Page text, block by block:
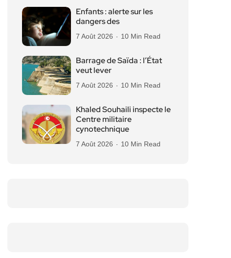
Enfants : alerte sur les
dangers des
7 Août 2026 10 Min Read
Barrage de Saïda : l’État
veut lever
7 Août 2026 10 Min Read
Khaled Souhaili inspecte le
Centre militaire
cynotechnique
7 Août 2026 10 Min Read